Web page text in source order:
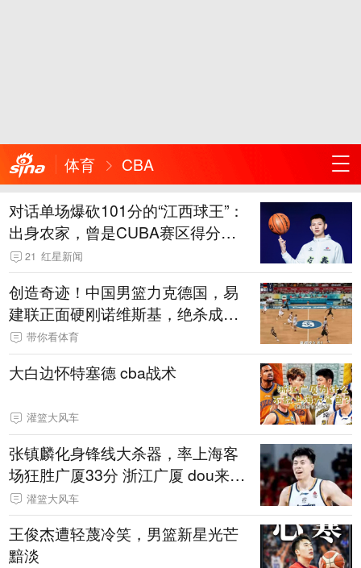
体育 CBA
对话单场爆砍101分的“江西球王”：
出身农家，曾是CUBA赛区得分
王，因膝伤错过CBA选秀
21 红星新闻
创造奇迹！中国男篮力克德国，易
建联正面硬刚诺维斯基，绝杀成
功！带你看体育
大白边怀特塞德 cba战术
灌篮大风车
张镇麟化身锋线大杀器，率上海客
场狂胜广厦33分 浙江广厦 dou来cb
a 灌篮大风车
王俊杰遭轻蔑冷笑，男篮新星光芒
黯淡